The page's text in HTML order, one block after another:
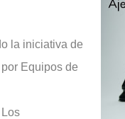
la iniciativa de
Equipos de